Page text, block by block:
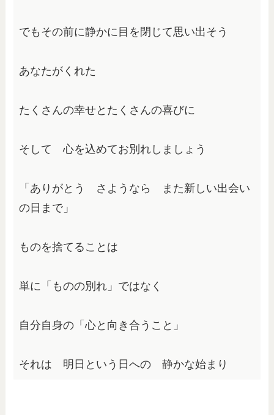
でもその前に静かに目を閉じて思い出そう
あなたがくれた
たくさんの幸せとたくさんの喜びに
そして　心を込めてお別れしましょう
「ありがとう　さようなら　また新しい出会い
の日まで」
ものを捨てることは
単に「ものの別れ」ではなく
自分自身の「心と向き合うこと」
それは　明日という日への　静かな始まり